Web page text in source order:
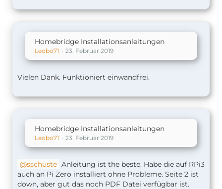
Homebridge Installationsanleitungen
Leobo71 23. Februar 2019
Vielen Dank. Funktioniert einwandfrei.
Homebridge Installationsanleitungen
Leobo71 23. Februar 2019
sschuste Anleitung ist the beste. Habe die auf RPi3
auch an Pi Zero installiert ohne Probleme. Seite 2 ist
down, aber gut das noch PDF Datei verfügbar ist.